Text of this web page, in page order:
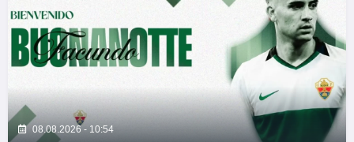
08.08.2026 - 10:54